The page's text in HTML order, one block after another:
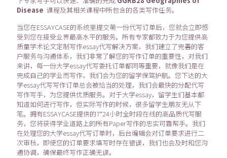
Disease 课程及其相关课程中所包含的各类写作任务。
当您在ESSAYCASE的系统里提交第一份代写订单后，您就会立即感
受到您在接受业界最高水平的服务。所有专家都致力于为您提供高
质量学术论文定制写作essay代写解决方案，我们建立了完善的客
户服务与沟通体系，我们非常了解您的写作订单的重要性，对我们
来讲，每一份大学essay代写委托订单都同等重要，就像我们是在
完成自己的学业而写作，我们会为您的留学保驾护航。您下达的大
学essay代写写作订单总会被恰当的处理，我们会最快的分配代写
写作写手，为您提供优质服务。对于大学essay，留学生们基本都
知道如何进行写作，但实际写作的时候，很多留学生朋友无从下
笔。拥有ESSAYCASE提供的7*24小时全时段在线的高品质代写服
务，您将获得学业道路上的所有Paper写作的忠实可靠帮手。我们
在处理您的大学essay代写订单时，后台编辑会对订单要求进行二
次审核，即使您的订单要求填写时存在错误，我们也会及时和您沟
通协调，确保最终写作正确无误。